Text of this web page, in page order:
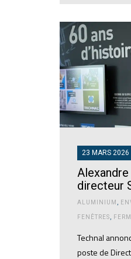
23 MARS 2026
directeur
ALUMINIUM
FENÊTRES
Technal
poste de